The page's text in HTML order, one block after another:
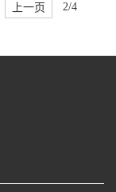
上一页 2/4